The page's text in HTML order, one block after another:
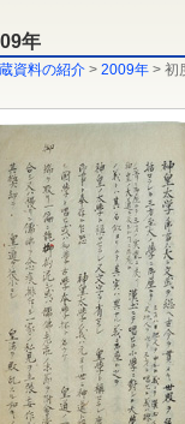
年
資料の紹介 > 2009年 > 初